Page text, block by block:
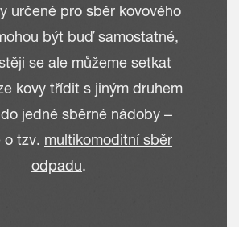
určené pro sběr kovového
být buď samostatné,
se ale můžeme setkat
kovy třídit s jiným druhem
jedné sběrné nádoby –
o tzv. multikomoditní sběr
odpadu.